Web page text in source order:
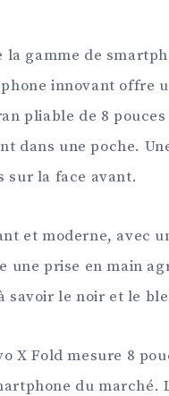
la gamme de
innovant offre
pliable de 8
dans une poche.
sur la face avant.
et moderne, avec
prise en main
savoir le noir et le
X Fold mesure 8
du marché.